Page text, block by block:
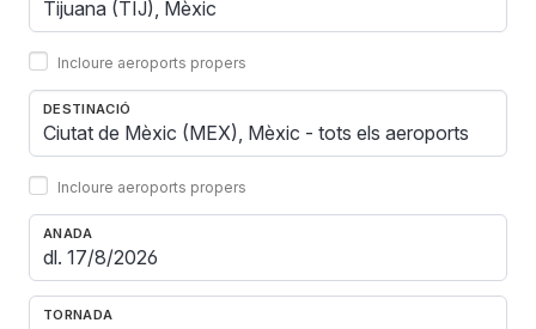
Incloure aeroports propers
DESTINACIÓ
Incloure aeroports propers
ANADA
TORNADA